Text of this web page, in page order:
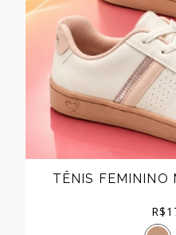
TÊNIS FEMININO
R$